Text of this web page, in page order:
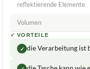
reflektierende Elemente
Volumen
✓ VORTEILE
✓ die Verarbeitung ist